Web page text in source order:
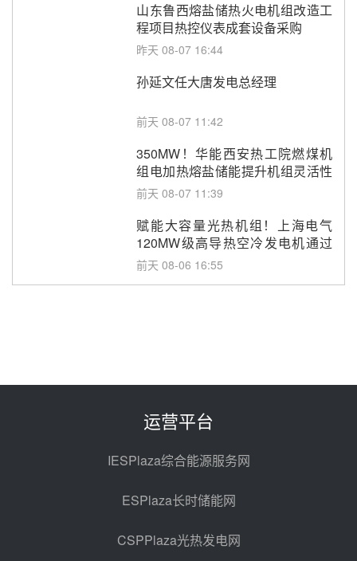
山东鲁西熔盐储热火电机组改造工
程项目热控仪表成套设备采购
昨天 08-07 16:44
孙延文任大唐发电总经理
前天 08-07 11:42
350MW！华能西安热工院燃煤机
组电加热熔盐储能提升机组灵活性
改造项目初步设计第三方评审服务
前天 08-07 11:39
赋能大容量光热机组！上海电气
120MW级高导热空冷发电机通过
型式试验
前天 08-06 16:55
100MW光工程性能试验采购
光热示范电站二列蒸汽发生器设备
亚核阀业中标天山北麓100MW光
热发电工程EPC总承包项目熔盐截
止阀、熔盐三偏心蝶阀采购
08-05 17:15
运营平台
IESPlaza综合能源服务网
ESPlaza长时储能网
CSPPlaza光热发电网